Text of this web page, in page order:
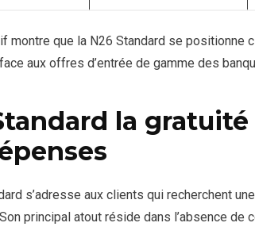
montre que la N26 Standard se
aux offres d’entrée de gamme des
la
s’adresse aux clients qui recherchent
principal atout réside dans l’absence